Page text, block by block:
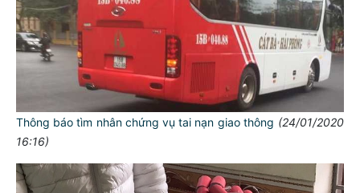
Thông báo tìm nhân chứng vụ tai nạn giao thông (24/01/2020
16:16)